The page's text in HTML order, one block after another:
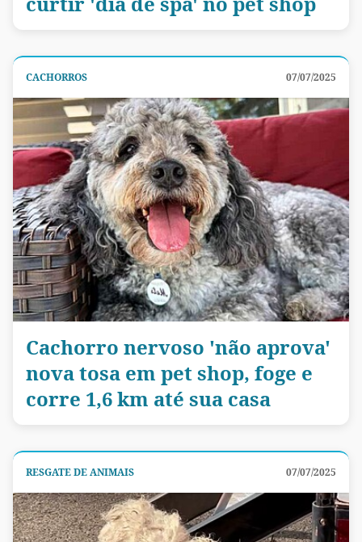
CACHORROS 07/07/2025
Cachorro nervoso 'não aprova'
nova tosa em pet shop, foge e
corre 1,6 km até sua casa
RESGATE DE ANIMAIS 07/07/2025